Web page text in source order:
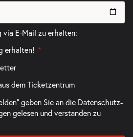
via E-Mail zu erhalten:
erhalten!
dem Ticketzentrum
geben Sie an die Datenschutz-
gelesen und verstanden zu